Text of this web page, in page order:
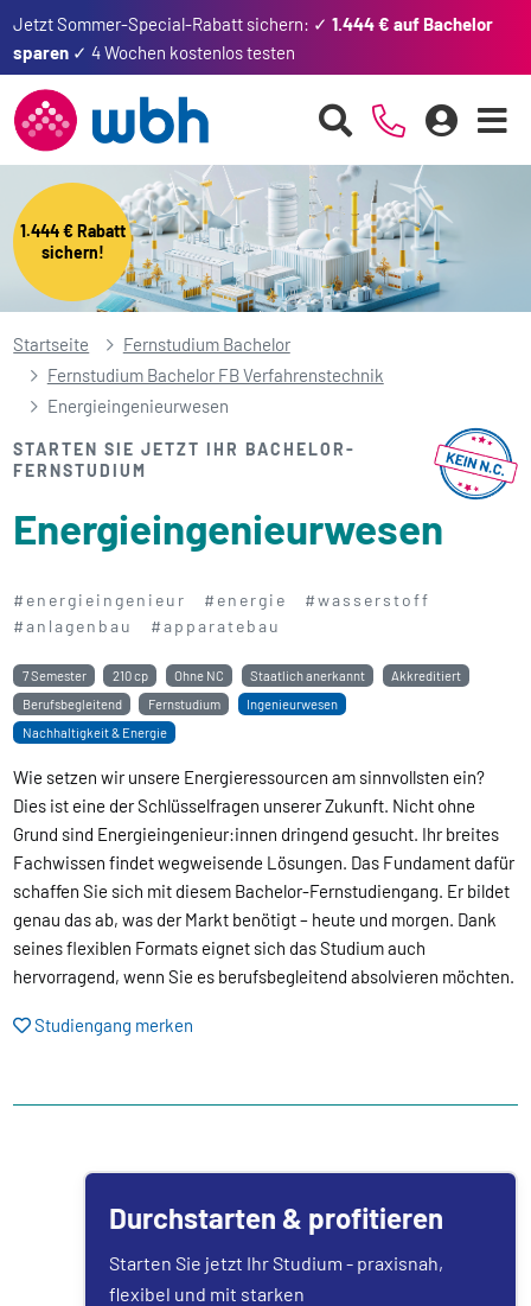
Jetzt Sommer-Special-Rabatt sichern: ✓1.444 € auf Bachelor
sparen ✓ 4 Wochen kostenlos testen
1.444 € Rabatt
sichern!
Startseite
Fernstudium Bachelor
Fernstudium Bachelor FB Verfahrenstechnik
Energie­ingenieurwesen
STARTEN SIE JETZT IHR BACHELOR-
FERNSTUDIUM
Energie­ingenieurwesen
#energieingenieur #energie
#wasserstoff
#anlagenbau
#apparatebau
7 Semester 210 cp Ohne NC Staatlich anerkannt
Akkreditiert
Berufsbegleitend
Fernstudium
Ingenieurwesen
Nachhaltigkeit & Energie
Wie setzen wir unsere Energieressourcen am sinnvollsten ein?
Dies ist eine der Schlüsselfragen unserer Zukunft. Nicht ohne
Grund sind Energieingenieur:innen dringend gesucht. Ihr breites
Fachwissen findet wegweisende Lösungen. Das Fundament dafür
schaffen Sie sich mit diesem Bachelor-Fernstudiengang. Er bildet
genau das ab, was der Markt benötigt – heute und morgen. Dank
seines flexiblen Formats eignet sich das Studium auch
hervorragend, wenn Sie es berufsbegleitend absolvieren möchten.
Studiengang merken
Durchstarten & profitieren
Starten Sie jetzt Ihr Studium - praxisnah,
flexibel und mit starken